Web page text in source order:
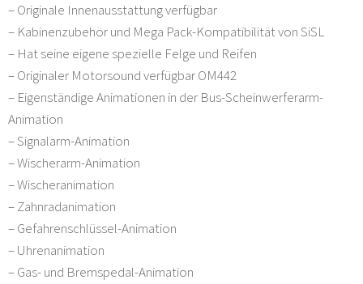
– Originale Innenausstattung verfügbar
– Kabinenzubehör und Mega Pack-Kompatibilität von SiSL
– Hat seine eigene spezielle Felge und Reifen
– Originaler Motorsound verfügbar OM442
– Eigenständige Animationen in der Bus-Scheinwerferarm-
Animation
– Signalarm-Animation
– Wischerarm-Animation
– Wischeranimation
– Zahnradanimation
– Gefahrenschlüssel-Animation
– Uhrenanimation
– Gas- und Bremspedal-Animation